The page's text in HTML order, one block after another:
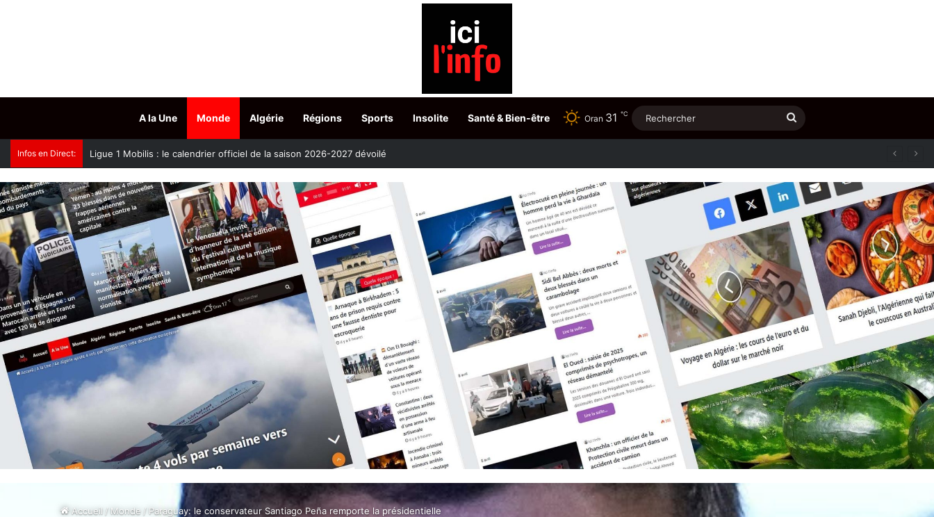
A la Une Monde Algérie Régions Sports Insolite Santé & Bien-être Oran 31 ℃ Rechercher
Infos en Direct: Oued Smar : le cinéma en plein air fait son grand retour
Accueil /Monde/Paraguay: le conservateur Santiago Peña remporte la présidentielle